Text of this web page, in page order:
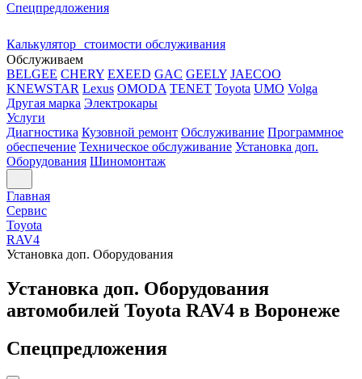
Спецпредложения
Калькулятор стоимости обслуживания
Обслуживаем
BELGEE CHERY EXEED GAC GEELY JAECOO
KNEWSTAR Lexus OMODA TENET Toyota UMO Volga
Другая марка Электрокары
Услуги
Диагностика Кузовной ремонт Обслуживание Программное
обеспечение Техническое обслуживание Установка доп.
Оборудования Шиномонтаж
Главная
Сервис
Toyota
RAV4
Установка доп. Оборудования
Установка доп. Оборудования
автомобилей Toyota RAV4 в Воронеже
Спецпредложения